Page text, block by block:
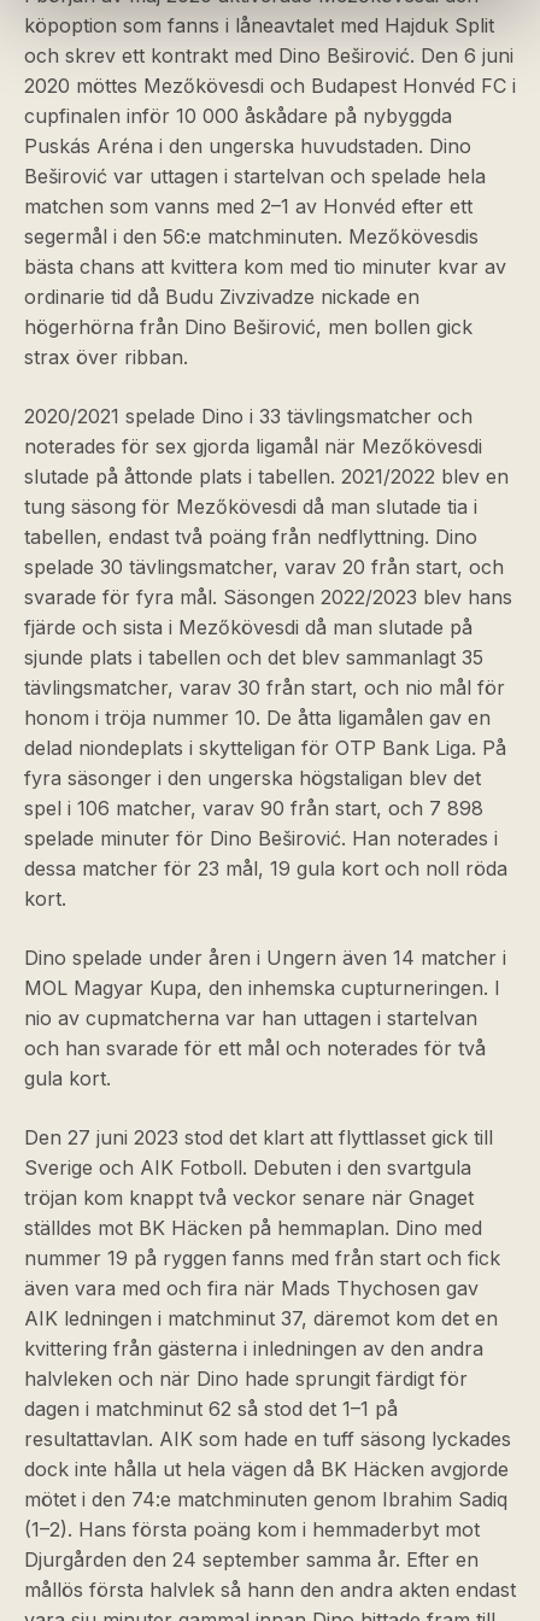
köpoption som fanns i låneavtalet med Hajduk Split
och skrev ett kontrakt med Dino Beširović. Den 6 juni
2020 möttes Mezőkövesdi och Budapest Honvéd FC i
cupfinalen inför 10 000 åskådare på nybyggda
Puskás Aréna i den ungerska huvudstaden. Dino
Beširović var uttagen i startelvan och spelade hela
matchen som vanns med 2–1 av Honvéd efter ett
segermål i den 56:e matchminuten. Mezőkövesdis
bästa chans att kvittera kom med tio minuter kvar av
ordinarie tid då Budu Zivzivadze nickade en
högerhörna från Dino Beširović, men bollen gick
strax över ribban.
2020/2021 spelade Dino i 33 tävlingsmatcher och
noterades för sex gjorda ligamål när Mezőkövesdi
slutade på åttonde plats i tabellen. 2021/2022 blev en
tung säsong för Mezőkövesdi då man slutade tia i
tabellen, endast två poäng från nedflyttning. Dino
spelade 30 tävlingsmatcher, varav 20 från start, och
svarade för fyra mål. Säsongen 2022/2023 blev hans
fjärde och sista i Mezőkövesdi då man slutade på
sjunde plats i tabellen och det blev sammanlagt 35
tävlingsmatcher, varav 30 från start, och nio mål för
honom i tröja nummer 10. De åtta ligamålen gav en
delad niondeplats i skytteligan för OTP Bank Liga. På
fyra säsonger i den ungerska högstaligan blev det
spel i 106 matcher, varav 90 från start, och 7 898
spelade minuter för Dino Beširović. Han noterades i
dessa matcher för 23 mål, 19 gula kort och noll röda
kort.
Dino spelade under åren i Ungern även 14 matcher i
MOL Magyar Kupa, den inhemska cupturneringen. I
nio av cupmatcherna var han uttagen i startelvan
och han svarade för ett mål och noterades för två
gula kort.
Den 27 juni 2023 stod det klart att flyttlasset gick till
Sverige och AIK Fotboll. Debuten i den svartgula
tröjan kom knappt två veckor senare när Gnaget
ställdes mot BK Häcken på hemmaplan. Dino med
nummer 19 på ryggen fanns med från start och fick
även vara med och fira när Mads Thychosen gav
AIK ledningen i matchminut 37, däremot kom det en
kvittering från gästerna i inledningen av den andra
halvleken och när Dino hade sprungit färdigt för
dagen i matchminut 62 så stod det 1–1 på
resultattavlan. AIK som hade en tuff säsong lyckades
dock inte hålla ut hela vägen då BK Häcken avgjorde
mötet i den 74:e matchminuten genom Ibrahim Sadiq
(1–2). Hans första poäng kom i hemmaderbyt mot
Djurgården den 24 september samma år. Efter en
mållös första halvlek så hann den andra akten endast